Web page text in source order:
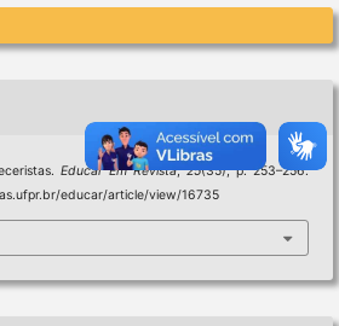
Educar Em Revista,25(35), p. 253–256.
educar/article/view/16735